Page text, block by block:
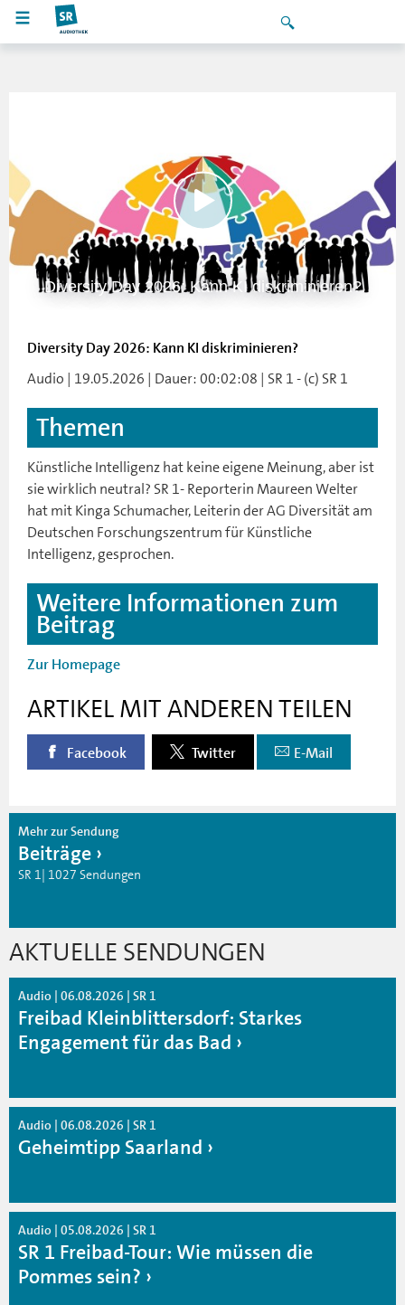
Diversity Day 2026: Kann KI diskriminieren?
Diversity Day 2026: Kann KI diskriminieren?
Audio | 19.05.2026 | Dauer: 00:02:08 | SR 1 - (c) SR 1
Themen
Künstliche Intelligenz hat keine eigene Meinung, aber ist
sie wirklich neutral? SR 1- Reporterin Maureen Welter
hat mit Kinga Schumacher, Leiterin der AG Diversität am
Deutschen Forschungszentrum für Künstliche
Intelligenz, gesprochen.
Weitere Informationen zum
Beitrag
Zur Homepage
ARTIKEL MIT ANDEREN TEILEN
Facebook Twitter E-Mail
Mehr zur Sendung
Beiträge
SR 1| 1027 Sendungen
AKTUELLE SENDUNGEN
Audio | 06.08.2026 | SR 1
Freibad Kleinblittersdorf: Starkes
Engagement für das Bad
Audio | 06.08.2026 | SR 1
Geheimtipp Saarland
Audio | 05.08.2026 | SR 1
SR 1 Freibad-Tour: Wie müssen die
Pommes sein?